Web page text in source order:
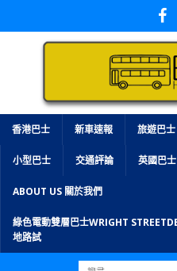
香港巴士 新車速報 旅遊巴
小型巴士 交通評論 英國巴士
ABOUT US 關於我們
綠色電動雙層巴士WRIGHT
地路試